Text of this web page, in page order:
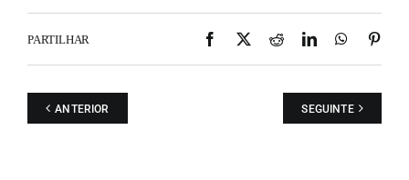
PARTILHAR Facebook
X RedditLinkedIn
ANTERIOR SEGUINTE